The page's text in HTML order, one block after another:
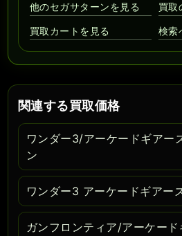
他のセガサターンを見る
買取
買取カートを見る 検索
関連する買取価格
ワンダー3/アーケードギアー
ン
ワンダー3 アーケードギアー
ガンフロンティア/アーケー